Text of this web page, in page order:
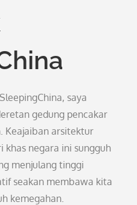
saya
gedung pencakar
Keajaiban arsitektur
negara ini sungguh
menjulang tinggi
seakan membawa kita
kemegahan.